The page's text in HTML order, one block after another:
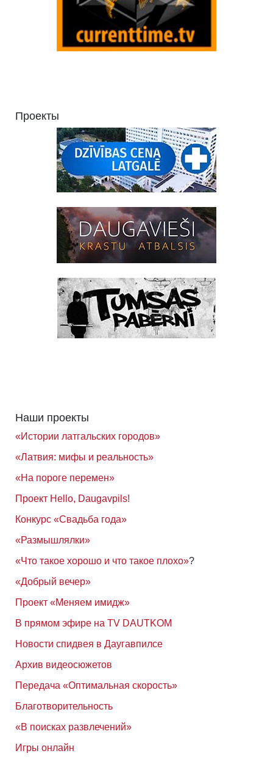
Проекты
Наши проекты
«Истории латгальских городов»
«Латвия: мифы и реальность»
«На пороге перемен»
Проект Hello, Daugavpils!
Конкурс «Свадьба года»
«Размышлялки»
«Что такое хорошо и что такое плохо»?
«Добрый вечер»
Проект «Меняем имидж»
В прямом эфире на TV DAUTKOM
Новости спидвея в Даугавпилсе
Архив видеосюжетов
Передача «Оптимальная скорость»
Благотворительность
«В поисках развлечений»
Игры онлайн